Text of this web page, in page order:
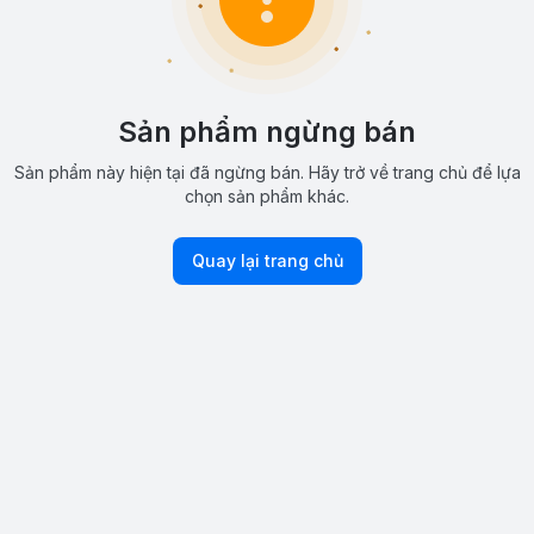
Sản phẩm ngừng bán
Sản phẩm này hiện tại đã ngừng bán. Hãy trở về trang chủ để lựa
chọn sản phẩm khác.
Quay lại trang chủ